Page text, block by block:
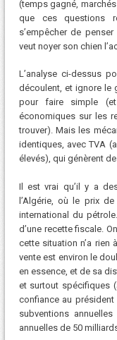
(temps gagné,
que ces questions
s’empêcher de
veut noyer son chien
L’analyse ci-dessus
découlent, et ignore le
pour faire simple
économiques sur les
trouver). Mais les
identiques, avec TVA
élevés), qui génèrent
Il est vrai qu’il y a
l’Algérie, où le prix
international du
d’une recette fiscale.
cette situation n’a rien
vente est environ le
en essence, et de sa
et surtout spécifiques
confiance au
subventions
annuelles de 50